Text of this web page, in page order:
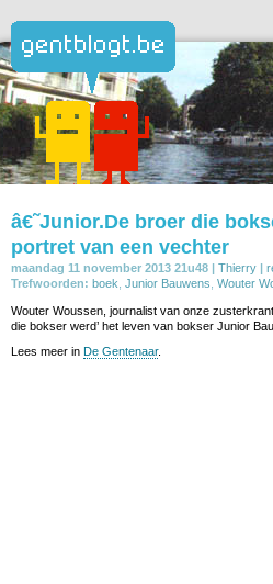
â€˜Junior.De broer die
portret van een vechter
maandag 11 november 2013 21u48 | Thierry |
Trefwoorden: boek Junior Bauwens Wouter
Wouter Woussen, journalist van onze
die bokser werd’ het leven van bokser Junior
Lees meer in De Gentenaar.